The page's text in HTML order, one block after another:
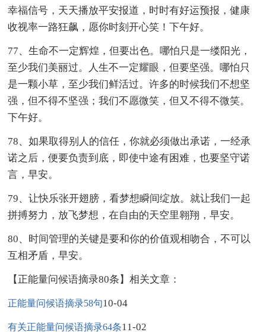
幸福信号，天天播放平安报道，时时有好运预报，健康
收视率一路狂飙，愿你时刻开心笑！下午好。
77、生命不一定辉煌，但要出色。哪怕只是一缕阳光，
至少我们美丽过。人生不一定耀眼，但要坚强。哪怕只
是一颗小草，至少我们鲜活过。许多的时候我们不想坚
强，但不得不坚强；我们不愿微笑，但又不得不微笑。
下午好。
78、如果取得别人的信任，你就必须做出承诺，一经承
诺之后，便要负责到底，即使中途有困难，也要坚守诺
言，早安。
79、让快乐张开翅膀，看梦想瞬间绽放。就让我们一起
拼搏努力，放飞梦想，在自由的天空里翱翔，早安。
80、时间管理的关键是要和你的价值观相吻合，不可以
互相矛盾，早安。
【正能量问候语摘录80条】相关文章：
正能量问候语摘录58句10-04
有关正能量问候语摘录64条11-02